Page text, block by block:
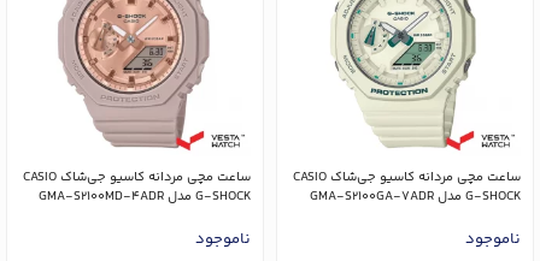
ساعت مچی مردانه کاسیو جی‌شاک CASIO
G-SHOCK مدل GMA-S2100GA-7ADR
ناموجود
ساعت مچی مردانه کاسیو جی‌شاک CASIO
G-SHOCK مدل GMA-S2100MD-4ADR
ناموجود